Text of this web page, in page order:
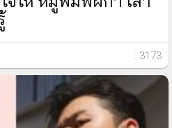
: 3173